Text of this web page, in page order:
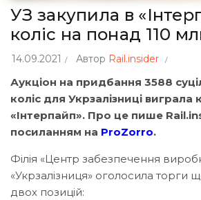
УЗ закупила в
коліс на понад 110
14.09.2021 Автор Rail.insider
Аукціон на придбання 3588
коліс для Укрзалізниці виграла
«Інтерпайп». Про це пише
посиланням на ProZorro.
Філія «Центр забезпечення
«Укрзалізниця» оголосила торги
двох позицій: